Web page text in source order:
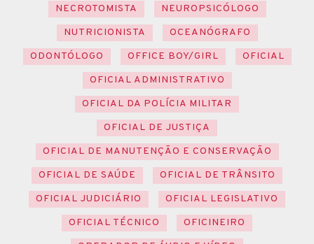
NECROTOMISTA
NEUROPSICÓLOGO
NUTRICIONISTA
OCEANÓGRAFO
ODONTÓLOGO
OFFICE BOY/GIRL
OFICIAL
OFICIAL ADMINISTRATIVO
OFICIAL DA POLÍCIA MILITAR
OFICIAL DE JUSTIÇA
OFICIAL DE MANUTENÇÃO E CONSERVAÇÃO
OFICIAL DE SAÚDE
OFICIAL DE TRÂNSITO
OFICIAL JUDICIÁRIO
OFICIAL LEGISLATIVO
OFICIAL TÉCNICO
OFICINEIRO